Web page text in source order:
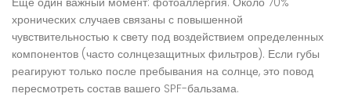
хронических случаев связаны с повышенной
чувствительностью к свету под воздействием определенных
компонентов (часто солнцезащитных фильтров). Если губы
реагируют только после пребывания на солнце, это повод
пересмотреть состав вашего SPF-бальзама.